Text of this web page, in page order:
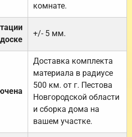
комнате.
+/- 5 мм.
Доставка комплекта
материала в радиусе
500 км. от г. Пестова
Новгородской области
и сборка дома на
вашем участке.